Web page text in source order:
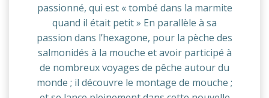
passionné, qui est « tombé dans la marmite
quand il était petit » En parallèle à sa
passion dans l’hexagone, pour la pèche des
salmonidés à la mouche et avoir participé à
de nombreux voyages de pêche autour du
monde ; il découvre le montage de mouche ;